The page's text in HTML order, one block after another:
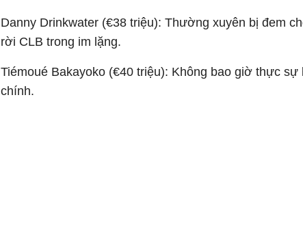
Danny Drinkwater (€38 triệu): Thường xuyên bị đem
rời CLB trong im lặng. ​
Tiémoué Bakayoko (€40 triệu): Không bao giờ thực
chính.